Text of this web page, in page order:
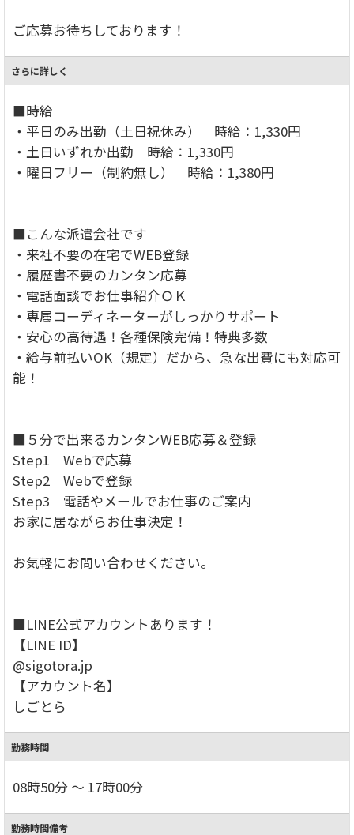
ご応募お待ちしております！
さらに詳しく
■時給
・平日のみ出勤（土日祝休み） 時給：1,330円
・土日いずれか出勤 時給：1,330円
・曜日フリー（制約無し） 時給：1,380円
■こんな派遣会社です
・来社不要の在宅でWEB登録
・履歴書不要のカンタン応募
・電話面談でお仕事紹介ＯＫ
・専属コーディネーターがしっかりサポート
・安心の高待遇！各種保険完備！特典多数
・給与前払いOK（規定）だから、急な出費にも対応可
能！
■５分で出来るカンタンWEB応募＆登録
Step1 Webで応募
Step2 Webで登録
Step3 電話やメールでお仕事のご案内
お家に居ながらお仕事決定！
お気軽にお問い合わせください。
■LINE公式アカウントあります！
【LINE ID】
@sigotora.jp
【アカウント名】
しごとら
勤務時間
08時50分 ～ 17時00分
勤務時間備考